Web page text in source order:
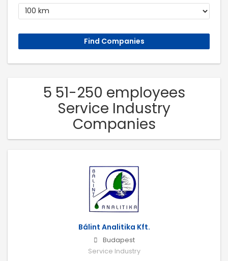
5 51-250 employees
Service Industry
Companies
Bálint Analitika Kft.
Budapest
Service Industry